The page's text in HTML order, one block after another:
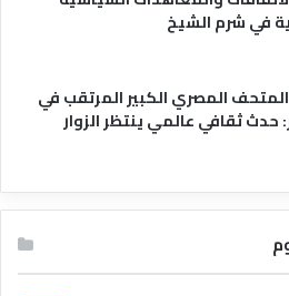
في شرم الشيخ
المتحف المصري الكبير المرتقب في
حدث ثقافي عالمي ينتظر الزوار